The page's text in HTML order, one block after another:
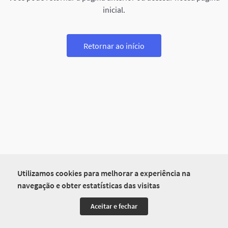
Utilizamos cookies para melhorar a experiência na
navegação e obter estatísticas das visitas
Aceitar e fechar
inicial.
Retornar ao início